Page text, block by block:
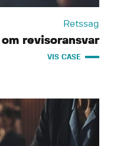
Retssag
revisoransvar
VIS CASE